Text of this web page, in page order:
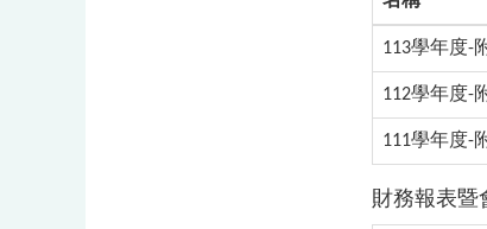
113學年度-
112學年度-
111學年度-
財務報表暨